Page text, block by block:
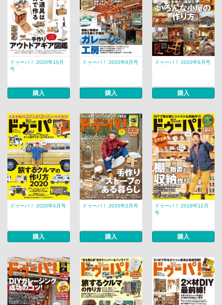
ドゥーパ！ 2020年10月
号
購入
ドゥーパ！ 2020年8月号
購入
ドゥーパ！ 2020年6月号
購入
ドゥーパ！ 2020年4月号
購入
ドゥーパ！ 2020年2月号
購入
ドゥーパ！ 2019年12月
号
購入